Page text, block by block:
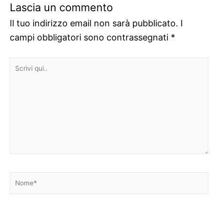
Lascia un commento
Il tuo indirizzo email non sarà pubblicato. I
campi obbligatori sono contrassegnati *
Scrivi
Nome*